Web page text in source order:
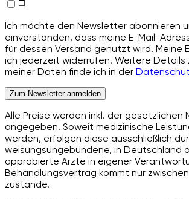
Ich möchte den Newsletter abonnieren
einverstanden, dass meine E-Mail-
für dessen Versand genutzt wird. Meine
ich jederzeit widerrufen. Weitere Details
meiner Daten finde ich in der
Zum Newsletter anmelden
Alle Preise werden inkl. der gesetzlichen
angegeben. Soweit medizinische
werden, erfolgen diese ausschließlich
weisungsungebundene, in Deutschland
approbierte Ärzte in eigener
Behandlungsvertrag kommt nur
zustande.